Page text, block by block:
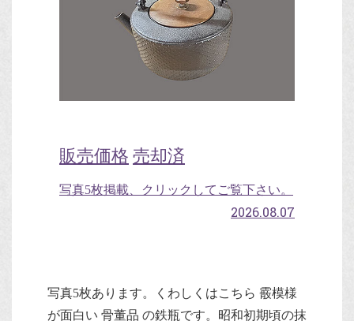
販売価格 売却済
写真5枚掲載、クリックしてご覧下さい。
2026.08.07
写真5枚あります。くわしくはこちら 霰模様
が面白い 骨董品 の鉄瓶です。昭和初期頃の抹